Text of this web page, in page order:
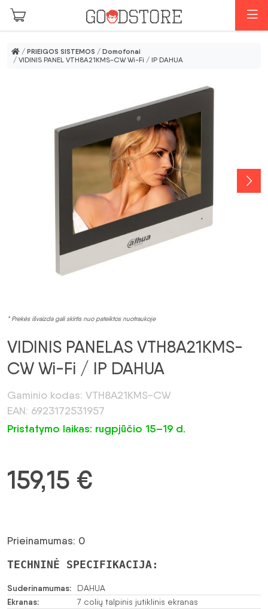
Pereiti prie pagrindinio turinio
/ PRIEIGOS SISTEMOS / Domofonai
/ VIDINIS PANEL VTH8A21KMS-CW Wi-Fi / IP DAHUA
* Prekės išvaizda gali skirtis nuo pateiktos nuotraukoje
VIDINIS PANELAS VTH8A21KMS-
CW Wi-Fi / IP DAHUA
Gaminio kodas: VTH8A21KMS-CW
EAN: 6923172531957
Pristatymo laikas: rugpjūčio 15–19 d.
159,15 €
Prieinamumas: 0
TECHNINĖ SPECIFIKACIJA:
Suderinamumas: DAHUA
Ekranas: 7 colių talpinis jutiklinis ekranas